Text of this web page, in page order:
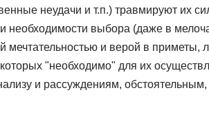
неудачи и т.п.) травмируют их
необходимости выбора (даже в
мечтательностью и верой в приметы,
"необходимо" для их
и рассуждениям,